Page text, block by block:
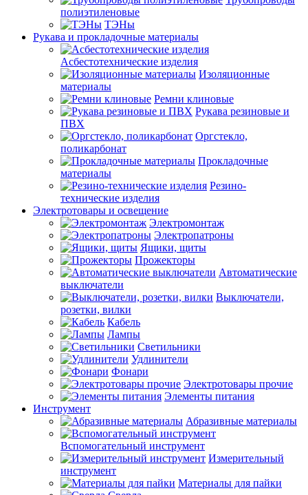
полиэтиленовые
ТЭНы
Рукава и прокладочные материалы
Асбестотехнические изделия
Изоляционные
материалы
Ремни клиновые
Рукава резиновые и
ПВХ
Оргстекло,
поликарбонат
Прокладочные
материалы
Резино-
технические изделия
Электротовары и освещение
Электромонтаж
Электропатроны
Ящики, щиты
Прожекторы
Автоматические
выключатели
Выключатели,
розетки, вилки
Кабель
Лампы
Светильники
Удлинители
Фонари
Электротовары прочие
Элементы питания
Инструмент
Абразивные материалы
Вспомогательный инструмент
Измерительный
инструмент
Материалы для пайки